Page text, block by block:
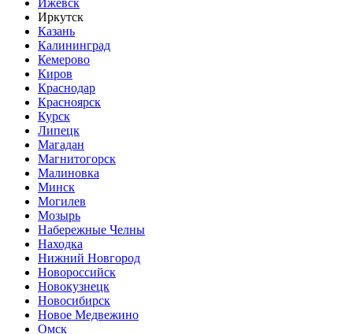
Ижевск
Иркутск
Казань
Калининград
Кемерово
Киров
Краснодар
Красноярск
Курск
Липецк
Магадан
Магнитогорск
Малиновка
Минск
Могилев
Мозырь
Набережные Челны
Находка
Нижний Новгород
Новороссийск
Новокузнецк
Новосибирск
Новое Медвежино
Омск